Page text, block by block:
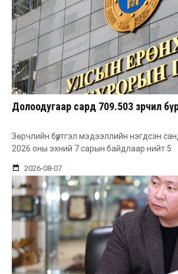
Долоодугаар сард 709.503 зөрчил
Зөрчлийн бүртгэл мэдээллийн нэгдсэн
2026 оны эхний 7 сарын байдлаар нийт 5
2026-08-07